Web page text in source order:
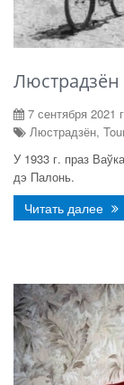
7 сентября 2021
Люстрадзён,
У 1933 г. праз
дэ Палонь.
Читать далее